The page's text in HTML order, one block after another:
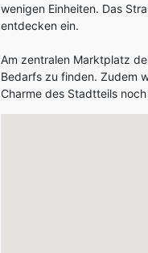
wenigen Einheiten. Das
entdecken ein.
Am zentralen Marktplatz
Bedarfs zu finden. Zudem
Charme des Stadtteils